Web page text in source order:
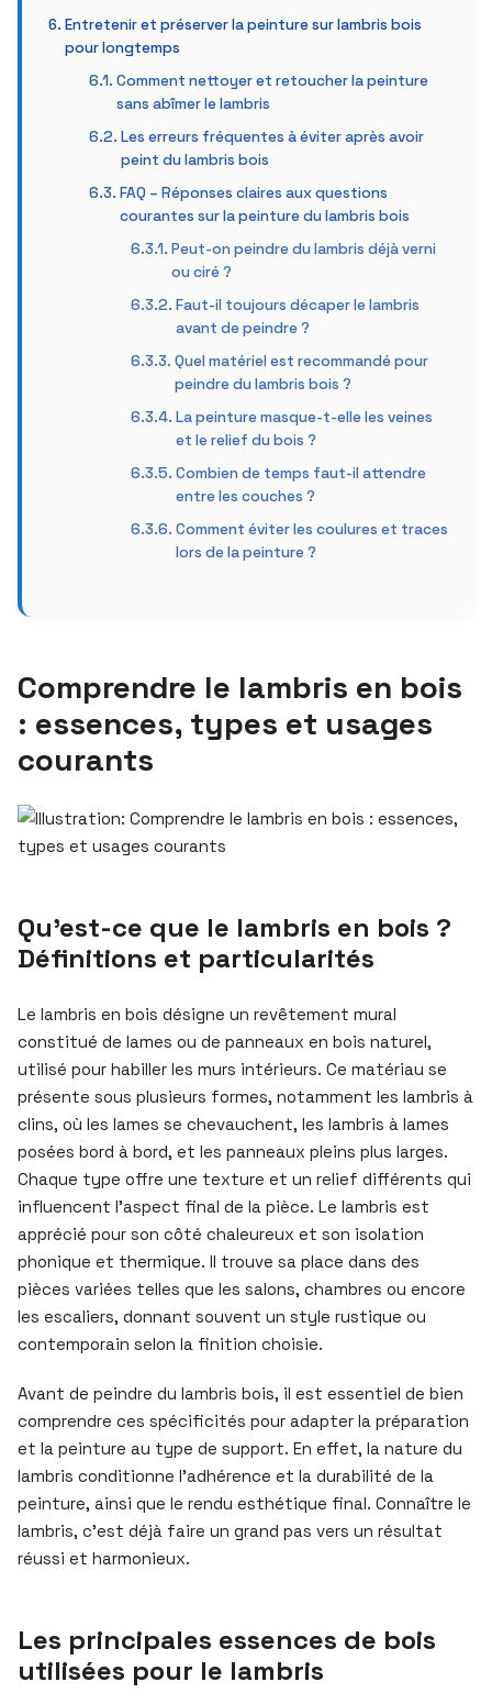
Entretenir et préserver la peinture sur lambris bois
pour longtemps
Comment nettoyer et retoucher la peinture
sans abîmer le lambris
Les erreurs fréquentes à éviter après avoir
peint du lambris bois
FAQ – Réponses claires aux questions
courantes sur la peinture du lambris bois
Peut-on peindre du lambris déjà verni
ou ciré ?
Faut-il toujours décaper le lambris
avant de peindre ?
Quel matériel est recommandé pour
peindre du lambris bois ?
La peinture masque-t-elle les veines
et le relief du bois ?
Combien de temps faut-il attendre
entre les couches ?
Comment éviter les coulures et traces
lors de la peinture ?
Comprendre le lambris en bois
: essences, types et usages
courants
Qu’est-ce que le lambris en bois ?
Définitions et particularités
Le lambris en bois désigne un revêtement mural
constitué de lames ou de panneaux en bois naturel,
utilisé pour habiller les murs intérieurs. Ce matériau se
présente sous plusieurs formes, notamment les lambris à
clins, où les lames se chevauchent, les lambris à lames
posées bord à bord, et les panneaux pleins plus larges.
Chaque type offre une texture et un relief différents qui
influencent l’aspect final de la pièce. Le lambris est
apprécié pour son côté chaleureux et son isolation
phonique et thermique. Il trouve sa place dans des
pièces variées telles que les salons, chambres ou encore
les escaliers, donnant souvent un style rustique ou
contemporain selon la finition choisie.
Avant de peindre du lambris bois, il est essentiel de bien
comprendre ces spécificités pour adapter la préparation
et la peinture au type de support. En effet, la nature du
lambris conditionne l’adhérence et la durabilité de la
peinture, ainsi que le rendu esthétique final. Connaître le
lambris, c’est déjà faire un grand pas vers un résultat
réussi et harmonieux.
Les principales essences de bois
utilisées pour le lambris